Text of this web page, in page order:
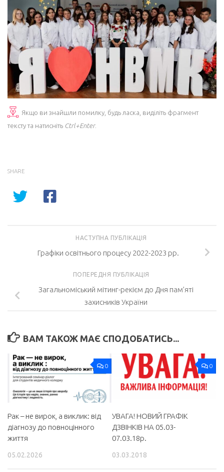
Якщо ви знайшли помилку, будь ласка, виділіть фрагмент
тексту та натисніть Ctrl+Enter.
SHARE
НАСТУПНА ПУБЛІКАЦІЯ
Графіки освітнього процесу 2022-2023 рр.
ПОПЕРЕДНЯ ПУБЛІКАЦІЯ
Загальноміський мітинг-рекієм до Дня пам’яті
захисників України
ВАМ ТАКОЖ МАЄ СПОДОБАТИСЬ...
0
Рак – не вирок, а виклик: від
діагнозу до повноцінного
життя
05.02.2026
0
УВАГА! НОВИЙ ГРАФІК
ДЗВІНКІВ НА 05.03-
07.03.18р.
03.03.2018